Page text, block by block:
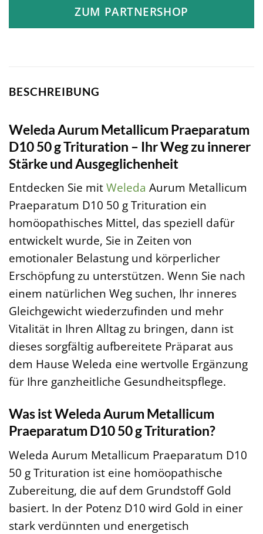
ZUM PARTNERSHOP
BESCHREIBUNG
Weleda Aurum Metallicum Praeparatum
D10 50 g Trituration – Ihr Weg zu innerer
Stärke und Ausgeglichenheit
Entdecken Sie mitWeleda Aurum Metallicum
Praeparatum D10 50 g Trituration ein
homöopathisches Mittel, das speziell dafür
entwickelt wurde, Sie in Zeiten von
emotionaler Belastung und körperlicher
Erschöpfung zu unterstützen. Wenn Sie nach
einem natürlichen Weg suchen, Ihr inneres
Gleichgewicht wiederzufinden und mehr
Vitalität in Ihren Alltag zu bringen, dann ist
dieses sorgfältig aufbereitete Präparat aus
dem Hause Weleda eine wertvolle Ergänzung
für Ihre ganzheitliche Gesundheitspflege.
Was ist Weleda Aurum Metallicum
Praeparatum D10 50 g Trituration?
Weleda Aurum Metallicum Praeparatum D10
50 g Trituration ist eine homöopathische
Zubereitung, die auf dem Grundstoff Gold
basiert. In der Potenz D10 wird Gold in einer
stark verdünnten und energetisch